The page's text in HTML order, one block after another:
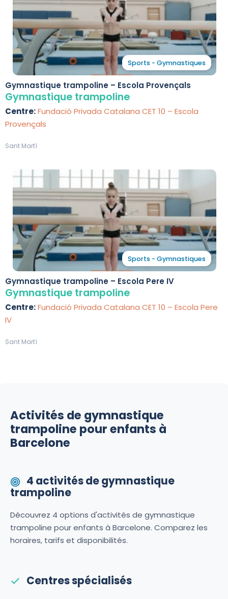
Sports - Gymnastiques
Gymnastique trampoline – Escola Provençals
Gymnastique trampoline
Centre:Fundació Privada Catalana CET 10 – Escola
Provençals
Sant Martí
Sports - Gymnastiques
Gymnastique trampoline – Escola Pere IV
Gymnastique trampoline
Centre:Fundació Privada Catalana CET 10 – Escola Pere
IV
Sant Martí
Activités de gymnastique
trampoline pour enfants à
Barcelone
4 activités de gymnastique
trampoline
Découvrez 4 options d'activités de gymnastique
trampoline pour enfants à Barcelone. Comparez les
horaires, tarifs et disponibilités.
Centres spécialisés